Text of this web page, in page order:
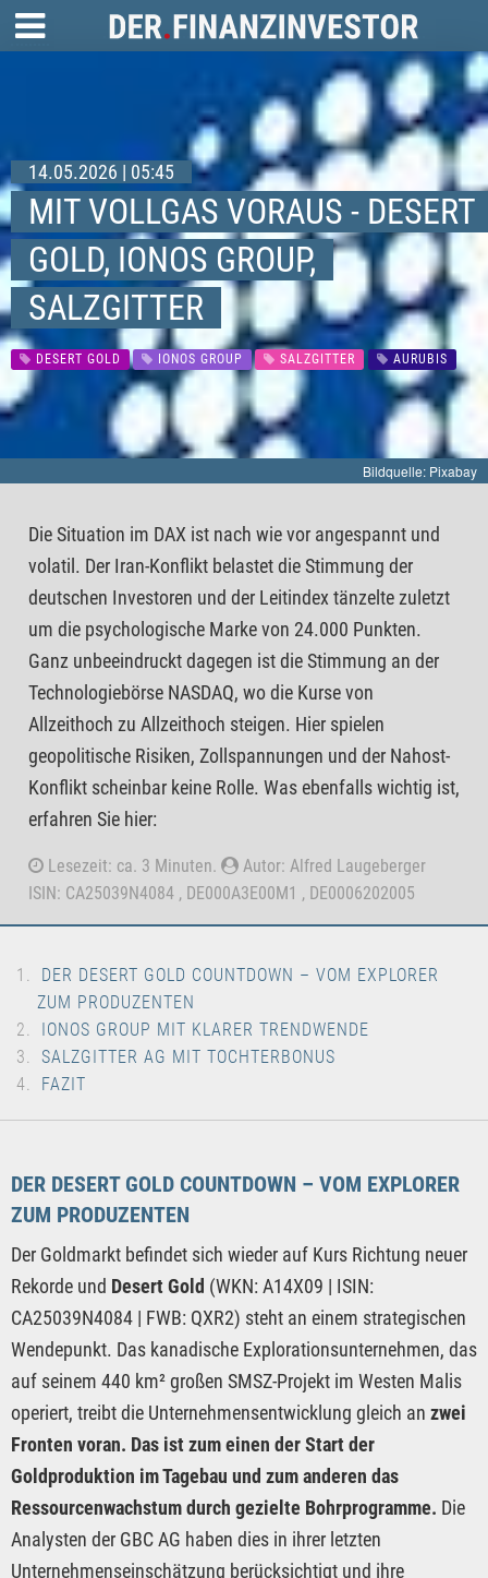
14.05.2026 | 05:45
MIT VOLLGAS VORAUS - DESERT
GOLD, IONOS GROUP,
SALZGITTER
DESERT GOLD IONOS GROUP SALZGITTER AURUBIS
Bildquelle: Pixabay
Die Situation im DAX ist nach wie vor angespannt und
volatil. Der Iran-Konflikt belastet die Stimmung der
deutschen Investoren und der Leitindex tänzelte zuletzt
um die psychologische Marke von 24.000 Punkten.
Ganz unbeeindruckt dagegen ist die Stimmung an der
Technologiebörse NASDAQ, wo die Kurse von
Allzeithoch zu Allzeithoch steigen. Hier spielen
geopolitische Risiken, Zollspannungen und der Nahost-
Konflikt scheinbar keine Rolle. Was ebenfalls wichtig ist,
erfahren Sie hier:
Lesezeit: ca. 3 Minuten.
Autor: Alfred Laugeberger
ISIN: CA25039N4084 , DE000A3E00M1 , DE0006202005
DER DESERT GOLD COUNTDOWN – VOM EXPLORER
ZUM PRODUZENTEN
IONOS GROUP MIT KLARER TRENDWENDE
SALZGITTER AG MIT TOCHTERBONUS
FAZIT
DER DESERT GOLD COUNTDOWN – VOM EXPLORER
ZUM PRODUZENTEN
Der Goldmarkt befindet sich wieder auf Kurs Richtung neuer
Rekorde und Desert Gold (WKN: A14X09 | ISIN:
CA25039N4084 | FWB: QXR2) steht an einem strategischen
Wendepunkt. Das kanadische Explorationsunternehmen, das
auf seinem 440 km² großen SMSZ-Projekt im Westen Malis
operiert, treibt die Unternehmensentwicklung gleich an zwei
Fronten voran. Das ist zum einen der Start der
Goldproduktion im Tagebau und zum anderen das
Ressourcenwachstum durch gezielte Bohrprogramme. Die
Analysten der GBC AG haben dies in ihrer letzten
Unternehmenseinschätzung berücksichtigt und ihre